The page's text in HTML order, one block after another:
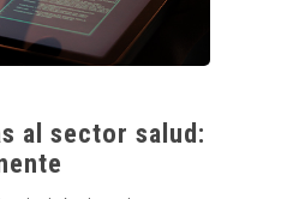
al sector salud: